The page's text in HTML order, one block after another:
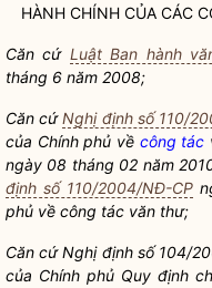
HÀNH CHÍNH CỦA CÁC
Căn cứ Luật Ban hành
tháng 6 năm 2008;
Căn cứNghị định số 110/
của Chính phủ về công tác
ngày 08 tháng 02 năm
định số 110/2004/NĐ-CP
phủ về công tác văn thư;
Căn cứ Nghị định số 104/
của Chính phủ Quy định